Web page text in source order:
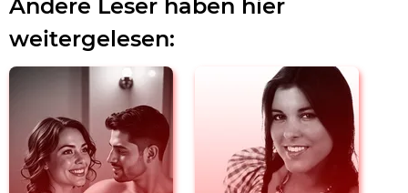
Andere Leser haben hier
weitergelesen: